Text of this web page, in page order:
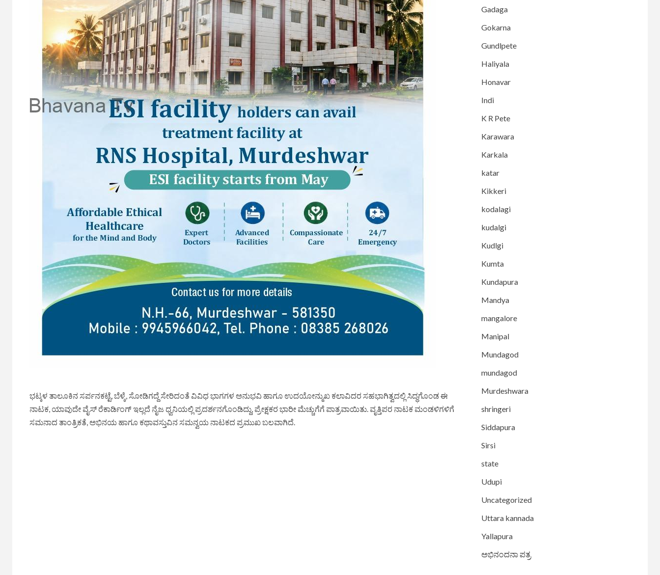
ಭಟ್ಕಳ ತಾಲೂಕಿನ ಸರ್ಪನಕಟ್ಟೆ, ಬೆಳ್ಕೆ, ಸೋಡಿಗದ್ದೆ ಸೇರಿದಂತೆ ವಿವಿಧ ಭಾಗಗಳ ಅನುಭವಿ ಹಾಗೂ ಉದಯೋನ್ಮುಖ ಕಲಾವಿದರ ಸಹಭಾಗಿತ್ವದಲ್ಲಿ ಸಿದ್ಧಗೊಂಡ ಈ
ನಾಟಕ, ಯಾವುದೇ ವೈಸ್‌ ರೆಕಾರ್ಡಿಂಗ್ ಇಲ್ಲದೆ ನೈಜ ಧ್ವನಿಯಲ್ಲಿ ಪ್ರದರ್ಶನಗೊಂಡಿದ್ದು, ಪ್ರೇಕ್ಷಕರ ಭಾರೀ ಮೆಚ್ಚುಗೆಗೆ ಪಾತ್ರವಾಯಿತು. ವೃತ್ತಿಪರ ನಾಟಕ ಮಂಡಳಿಗಳಿಗೆ
ಸಮನಾದ ತಾಂತ್ರಿಕತೆ, ಅಭಿನಯ ಹಾಗೂ ಕಥಾವಸ್ತುವಿನ ಸಮನ್ವಯ ನಾಟಕದ ಪ್ರಮುಖ ಬಲವಾಗಿದೆ.
Gadaga
Gokarna
Gundlpete
Haliyala
Honavar
Indi
K R Pete
Karawara
Karkala
katar
Kikkeri
kodalagi
kudalgi
Kudlgi
Kumta
Kundapura
Mandya
mangalore
Manipal
Mundagod
mundagod
Murdeshwara
shringeri
Siddapura
Sirsi
state
Udupi
Uncategorized
Uttara kannada
Yallapura
ಅಭಿನಂದನಾ ಪತ್ರ